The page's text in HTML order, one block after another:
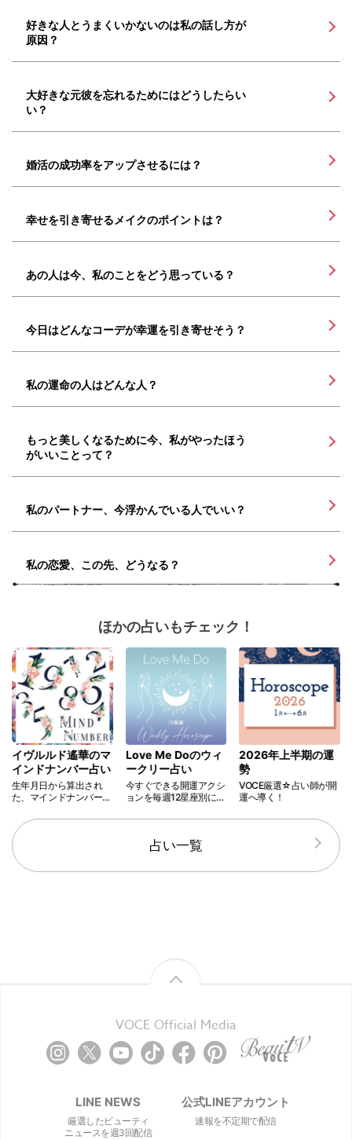
好きな人とうまくいかないのは私の話し方が
原因？
大好きな元彼を忘れるためにはどうしたらい
い？
婚活の成功率をアップさせるには？
幸せを引き寄せるメイクのポイントは？
あの人は今、私のことをどう思っている？
今日はどんなコーデが幸運を引き寄せそう？
私の運命の人はどんな人？
もっと美しくなるために今、私がやったほう
がいいことって？
私のパートナー、今浮かんでいる人でいい？
私の恋愛、この先、どうなる？
ほかの占いもチェック！
イヴルルド遙華のマ
インドナンバー占い
生年月日から算出され
た、マインドナンバー
愛運に加えて、キレイを
アップデートしてくれる
アドバイスをお届け！
Love Me Doのウィ
ークリー占い
今すぐできる開運アクシ
ョンを毎週12星座別に伝
2026年上半期の運
勢
VOCE厳選☆占い師が開
運へ導く！
占い一覧
VOCE Official Media
LINE NEWS
厳選したビューティ
ニュースを週3回配信
公式LINEアカウント
速報を不定期で配信